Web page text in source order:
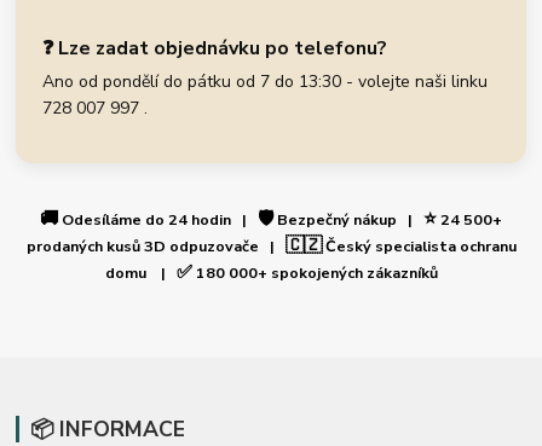
❓ Lze zadat objednávku po telefonu?
Ano od pondělí do pátku od 7 do 13:30 - volejte naši linku
728 007 997 .
🚚 Odesíláme do 24 hodin | 🛡️Bezpečný nákup | ⭐24 500+
prodaných kusů 3D odpuzovače | 🇨🇿Český specialista ochranu
domu | ✅180 000+ spokojených zákazníků
📦 INFORMACE